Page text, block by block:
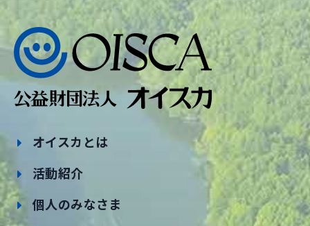
オイスカとは
活動紹介
個人のみなさま